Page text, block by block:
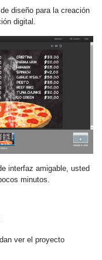
diseño para la creación
digital.
interfaz amigable, usted
minutos.
ver el proyecto